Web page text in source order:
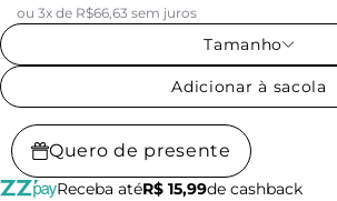
ou 3x de R$66,63 sem juros
Tamanho
Adicionar à sacola
Quero de presente
Receba atéR$ 15,99de cashback